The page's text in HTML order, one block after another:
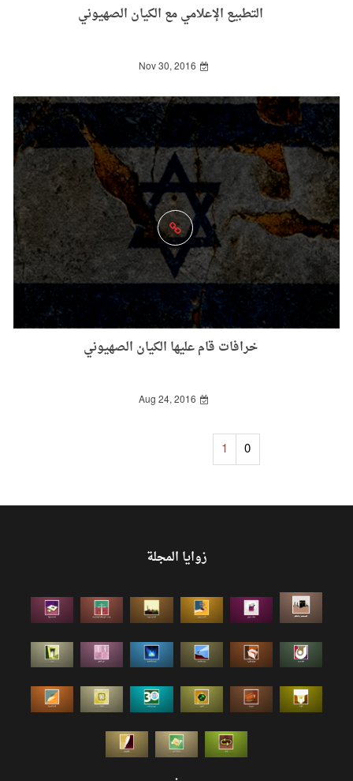
التطبيع الإعلامي مع الكيان الصهيوني
Nov 30, 2016
خرافات قام عليها الكيان الصهيوني
Aug 24, 2016
0
1
زوايا المجلة